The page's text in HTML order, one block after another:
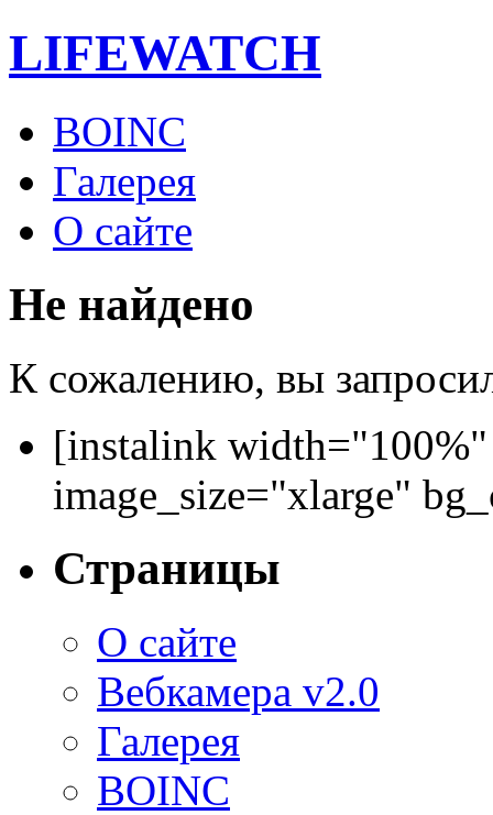
LIFEWATCH
BOINC
Галерея
О сайте
Не найдено
К сожалению, вы
[instalink
image_size="xlarge"
Страницы
О сайте
Вебкамера v2.0
Галерея
BOINC